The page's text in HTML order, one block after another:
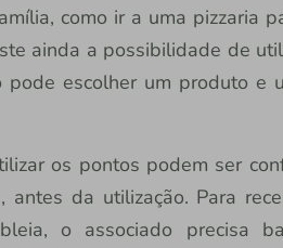
como ir a uma pizzaria
ainda a possibilidade de
pode escolher um produto e
os pontos podem ser
antes da utilização. Para
o associado precisa